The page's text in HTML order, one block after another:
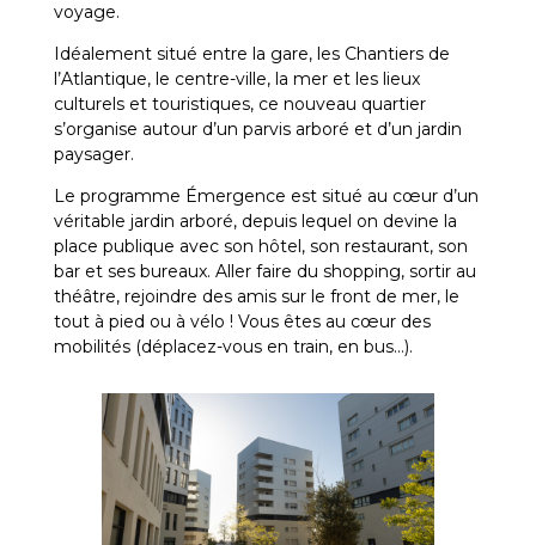
voyage.
Idéalement situé entre la gare, les Chantiers de
l’Atlantique, le centre-ville, la mer et les lieux
culturels et touristiques, ce nouveau quartier
s’organise autour d’un parvis arboré et d’un jardin
paysager.
Le programme Émergence est situé au cœur d’un
véritable jardin arboré, depuis lequel on devine la
place publique avec son hôtel, son restaurant, son
bar et ses bureaux. Aller faire du shopping, sortir au
théâtre, rejoindre des amis sur le front de mer, le
tout à pied ou à vélo ! Vous êtes au cœur des
mobilités (déplacez-vous en train, en bus…).